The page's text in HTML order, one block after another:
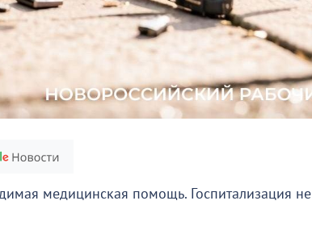
медицинская помощь. Госпитализация не